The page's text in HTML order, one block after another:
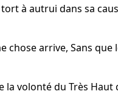
à autrui dans sa
chose arrive, Sans que
la volonté du Très